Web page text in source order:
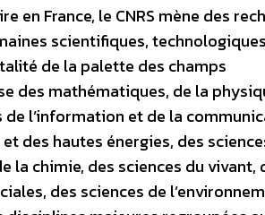
en France, le CNRS mène des
scientifiques,
de la palette des champs
des mathématiques, de la
l’information et de la
des hautes énergies, des
la chimie, des sciences du vivant,
des sciences de